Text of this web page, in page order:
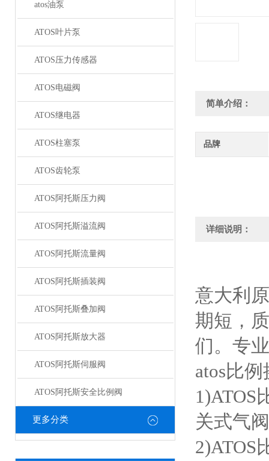
atos油泵
ATOS叶片泵
ATOS压力传感器
ATOS电磁阀
ATOS继电器
ATOS柱塞泵
ATOS齿轮泵
ATOS阿托斯压力阀
ATOS阿托斯溢流阀
ATOS阿托斯流量阀
ATOS阿托斯插装阀
ATOS阿托斯叠加阀
ATOS阿托斯放大器
ATOS阿托斯伺服阀
ATOS阿托斯安全比例阀
更多分类
简单介绍：
品牌
详细说明：
意大利
期短，
们。专
atos比
1)ATOS
关式气
2)ATOS